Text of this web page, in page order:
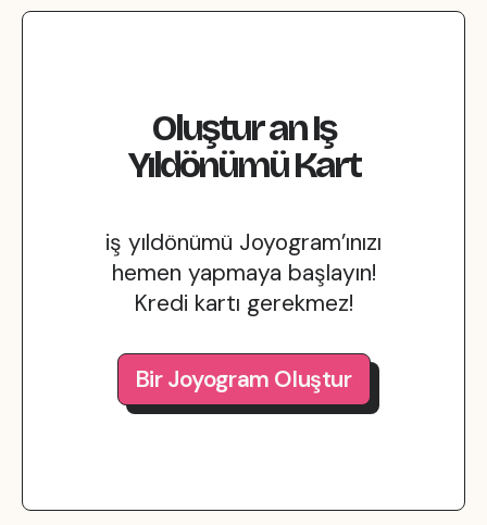
OluşturanIş
YıldönümüKart
iş yıldönümü Joyogram’ınızı
hemen yapmaya başlayın!
Kredi kartı gerekmez!
Bir Joyogram Oluştur